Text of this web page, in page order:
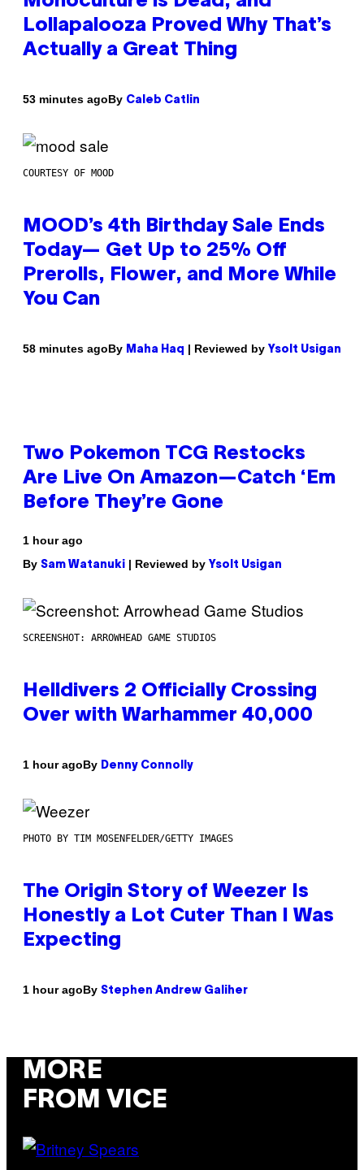
Lollapalooza Proved Why That’s
Actually a Great Thing
53 minutes agoBy Caleb Catlin
COURTESY OF MOOD
MOOD’s 4th Birthday Sale Ends
Today— Get Up to 25% Off
Prerolls, Flower, and More While
You Can
58 minutes agoBy Maha Haq | Reviewed by Ysolt Usigan
Two Pokemon TCG Restocks
Are Live On Amazon—Catch ‘Em
Before They’re Gone
1 hour ago
By Sam Watanuki | Reviewed by Ysolt Usigan
SCREENSHOT: ARROWHEAD GAME STUDIOS
Helldivers 2 Officially Crossing
Over with Warhammer 40,000
1 hour agoBy Denny Connolly
PHOTO BY TIM MOSENFELDER/GETTY IMAGES
The Origin Story of Weezer Is
Honestly a Lot Cuter Than I Was
Expecting
1 hour agoBy Stephen Andrew Galiher
MORE
FROM VICE